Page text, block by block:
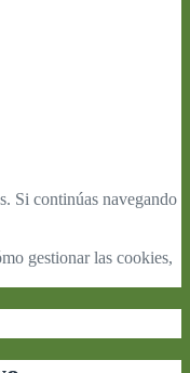
Si continúas navegando
gestionar las cookies,